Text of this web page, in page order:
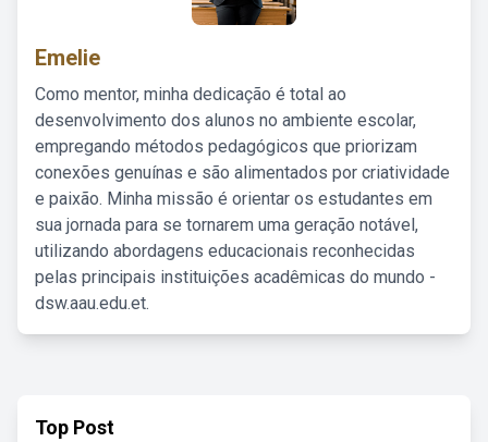
Emelie
Como mentor, minha dedicação é total ao
desenvolvimento dos alunos no ambiente escolar,
empregando métodos pedagógicos que priorizam
conexões genuínas e são alimentados por criatividade
e paixão. Minha missão é orientar os estudantes em
sua jornada para se tornarem uma geração notável,
utilizando abordagens educacionais reconhecidas
pelas principais instituições acadêmicas do mundo -
dsw.aau.edu.et.
Top Post